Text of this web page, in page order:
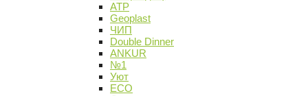
АТР
Geoplast
ЧИП
Double Dinner
ANKUR
№1
Уют
ECO